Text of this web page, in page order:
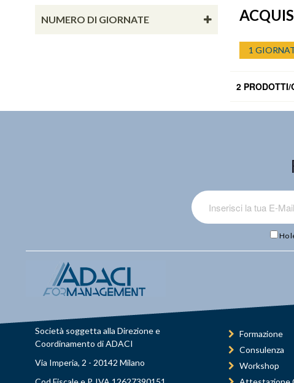
NUMERO DI GIORNATE
1
2 PRODOTTI/
Ho
Società soggetta alla Direzione e
Coordinamento di ADACI
Via Imperia, 2 - 20142 Milano
Formazione
Consulenza
Workshop